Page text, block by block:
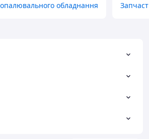
обладнання